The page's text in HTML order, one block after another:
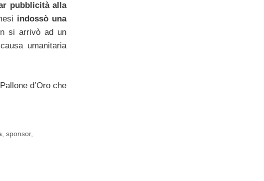
pubblicità alla
indossò una
si arrivò ad un
umanitaria
d’Oro che
,sponsor,